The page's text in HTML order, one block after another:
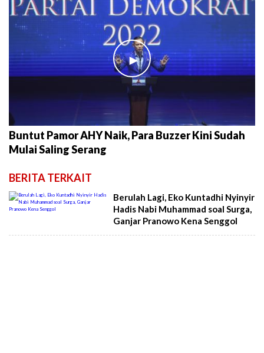
►
Buntut Pamor AHY Naik, Para Buzzer Kini Sudah
Mulai Saling Serang
BERITA TERKAIT
Berulah Lagi, Eko Kuntadhi Nyinyir
Hadis Nabi Muhammad soal Surga,
Ganjar Pranowo Kena Senggol